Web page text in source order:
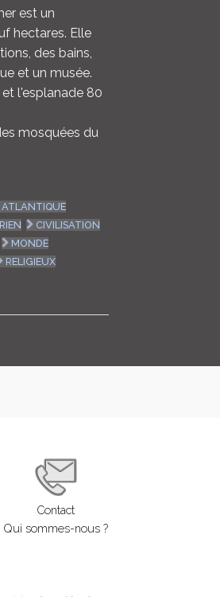
est un
hectares. Elle
des bains,
et un musée.
l'esplanade 80
mosquées du
ATLANTIQUE
CIVILISATION
MONDE
RELIGIEUX
Contact
Qui sommes-nous ?